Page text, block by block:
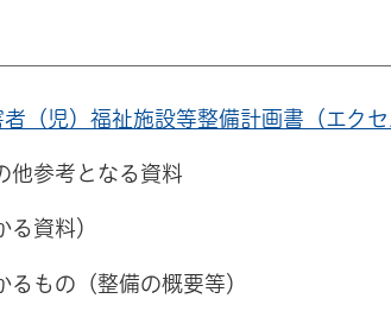
（児）福祉施設等整備計画書（エクセ
他参考となる資料
資料）
もの（整備の概要等）